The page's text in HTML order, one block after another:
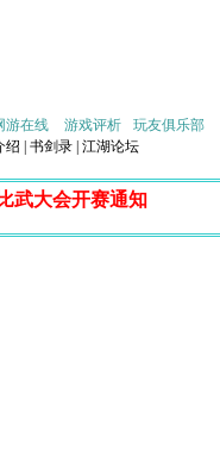
游在线 游戏评析 玩友俱乐部
绍 书剑录 江湖论坛
武大会开赛通知